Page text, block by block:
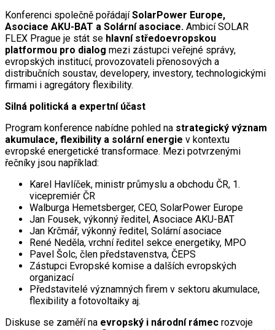
Konferenci společně pořádajíSolarPower Europe,
Asociace AKU-BAT a Solární asociace. Ambicí SOLAR
FLEX Prague je stát se hlavní středoevropskou
platformou pro dialog mezi zástupci veřejné správy,
evropských institucí, provozovateli přenosových a
distribučních soustav, developery, investory, technologickými
firmami i agregátory flexibility.
Silná politická a expertní účast
Program konference nabídne pohled na strategický význam
akumulace, flexibility a solární energie v kontextu
evropské energetické transformace. Mezi potvrzenými
řečníky jsou například:
Karel Havlíček, ministr průmyslu a obchodu ČR, 1.
vicepremiér ČR
Walburga Hemetsberger, CEO, SolarPower Europe
Jan Fousek, výkonný ředitel, Asociace AKU-BAT
Jan Krčmář, výkonný ředitel, Solární asociace
René Neděla, vrchní ředitel sekce energetiky, MPO
Pavel Šolc, člen představenstva, ČEPS
Zástupci Evropské komise a dalších evropských
organizací
Představitelé významných firem v sektoru akumulace,
flexibility a fotovoltaiky aj.
Diskuse se zaměří na evropský i národní rámec rozvoje